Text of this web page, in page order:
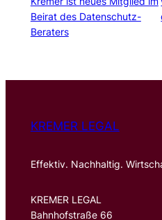
Beirat des Datenschutz-
Beraters
KREMER LEGAL
Effektiv. Nachhaltig.
KREMER LEGAL
Bahnhofstraße 66